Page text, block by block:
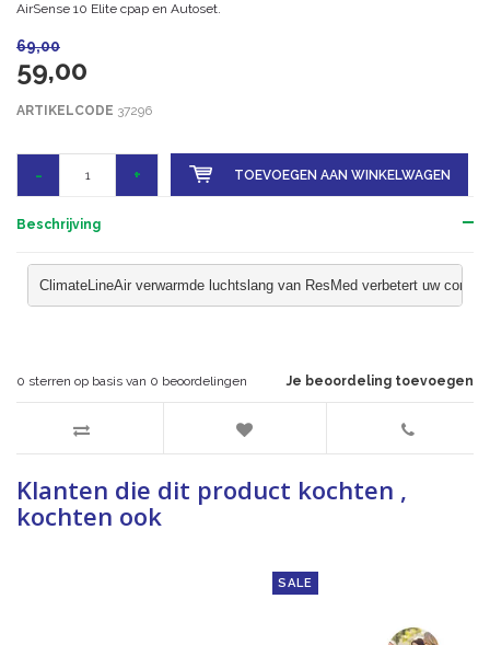
AirSense 10 Elite cpap en Autoset.
69,00
59,00
ARTIKELCODE 37296
- + TOEVOEGEN AAN WINKELWAGEN
Beschrijving
ClimateLineAir verwarmde luchtslang van ResMed verbetert uw
Je beoordeling toevoegen
0 sterren op basis van 0 beoordelingen
Klanten die dit product kochten ,
kochten ook
SALE